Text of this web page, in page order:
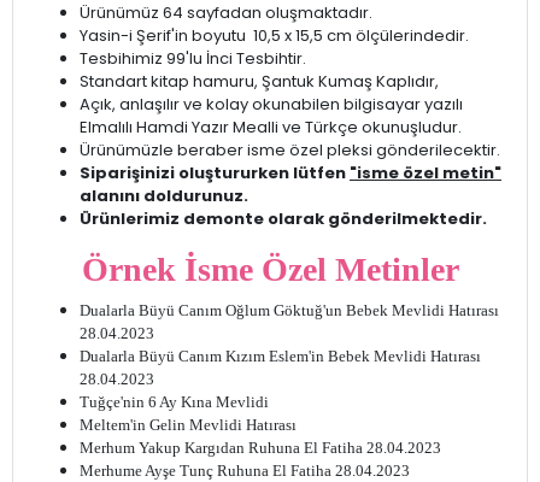
Ürünümüz 64 sayfadan oluşmaktadır.
Yasin-i Şerif'in boyutu 10,5 x 15,5 cm ölçülerindedir.
Tesbihimiz 99'lu İnci Tesbihtir.
Standart kitap hamuru, Şantuk Kumaş Kaplıdır,
Açık, anlaşılır ve kolay okunabilen bilgisayar yazılı
Elmalılı Hamdi Yazır Mealli ve Türkçe okunuşludur.
Ürünümüzle beraber isme özel pleksi gönderilecektir.
Siparişinizi oluştururken lütfen "isme özel metin"
alanını doldurunuz.
Ürünlerimiz demonte olarak gönderilmektedir.
Örnek İsme Özel Metinler
Dualarla Büyü Canım Oğlum Göktuğ'un Bebek Mevlidi Hatırası
28.04.2023
Dualarla Büyü Canım Kızım Eslem'in Bebek Mevlidi Hatırası
28.04.2023
Tuğçe'nin 6 Ay Kına Mevlidi
Meltem'in Gelin Mevlidi Hatırası
Merhum Yakup Kargıdan Ruhuna El Fatiha 28.04.2023
Merhume Ayşe Tunç Ruhuna El Fatiha 28.04.2023